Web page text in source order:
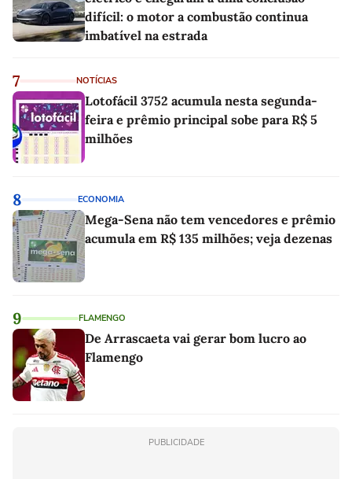
difícil: o motor a combustão continua
imbatível na estrada
7 NOTÍCIAS
Lotofácil 3752 acumula nesta segunda-
feira e prêmio principal sobe para R$ 5
milhões
8 ECONOMIA
Mega-Sena não tem vencedores e prêmio
acumula em R$ 135 milhões; veja dezenas
9 FLAMENGO
De Arrascaeta vai gerar bom lucro ao
Flamengo
PUBLICIDADE